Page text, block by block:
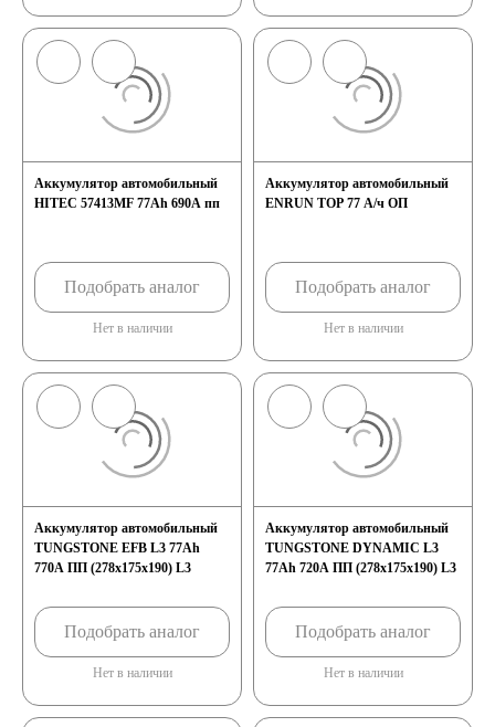
Аккумулятор автомобильный
HITEC 57413MF 77Ah 690A пп
Подобрать аналог
Нет в наличии
Аккумулятор автомобильный
ENRUN TOP 77 А/ч ОП
Подобрать аналог
Нет в наличии
Аккумулятор автомобильный
TUNGSTONE EFB L3 77Ah
770A ПП (278x175x190) L3
Подобрать аналог
Нет в наличии
Аккумулятор автомобильный
TUNGSTONE DYNAMIC L3
77Ah 720A ПП (278х175х190) L3
Подобрать аналог
Нет в наличии